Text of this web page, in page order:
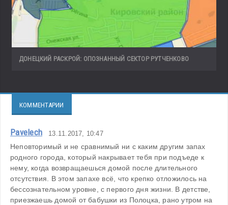
ДОНЕЦКИЙ РАСКРОЙ: ОПОЗНАННЫЙ СЕКТОР РУТЧЕНКОВО
КОММЕНТАРИИ
Pavelech 13.11.2017, 10:47
Неповторимый и не сравнимый ни с каким другим запах
родного города, который накрывает тебя при подъеде к
нему, когда возвращаешься домой после длительного
отсутствия. В этом запахе всё, что крепко отложилось на
бессознательном уровне, с первого дня жизни. В детстве,
приезжаешь домой от бабушки из Полоцка, рано утром на